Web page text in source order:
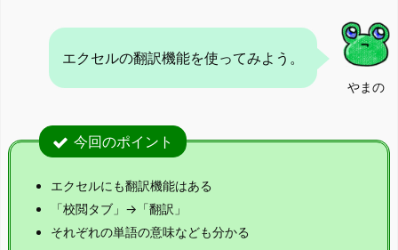
やまの
エクセルの翻訳機能を使ってみよう。
今回のポイント
エクセルにも翻訳機能はある
「校閲タブ」→「翻訳」
それぞれの単語の意味なども分かる